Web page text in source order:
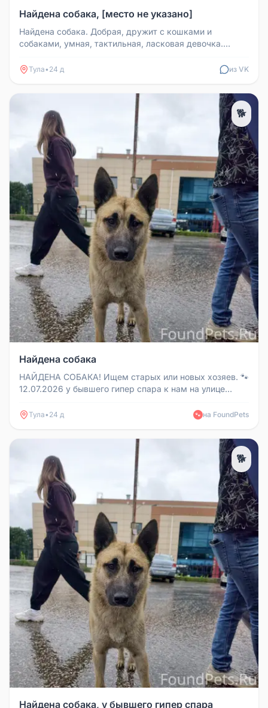
Найдена собака, [место не указано]
Найдена собака. Добрая, дружит с кошками и
собаками, умная, тактильная, ласковая девочка.
Тула• 24 д из VK
🐕
Найдена собака
НАЙДЕНА СОБАКА! Ищем старых или новых хозяев. 🐾
12.07.2026 у бывшего гипер спара к нам на улице
Тула• 24 д 🐾 на FoundPets
🐕
Найдена собака, у бывшего гипер спара